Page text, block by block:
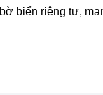
biển riêng tư,